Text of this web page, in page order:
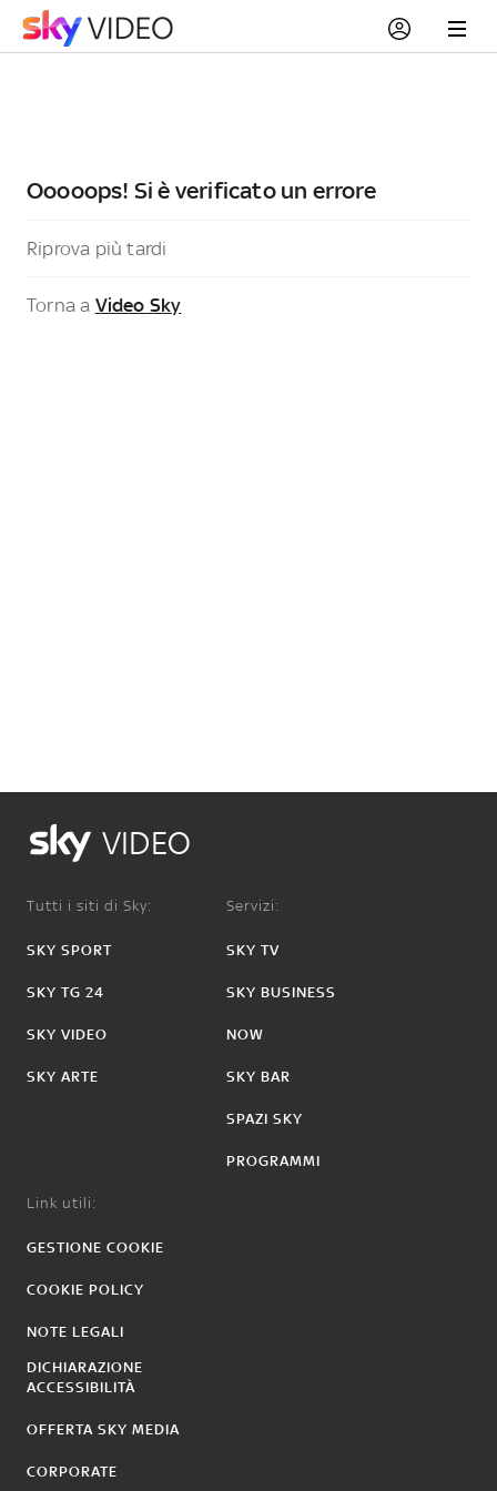
Ooooops! Si è verificato un errore
Riprova più tardi
Torna a Video Sky
VIDEO
Tutti i siti di Sky:
SKY SPORT
SKY TG 24
SKY VIDEO
SKY ARTE
Servizi:
SKY TV
SKY BUSINESS
NOW
SKY BAR
SPAZI SKY
PROGRAMMI
Link utili:
GESTIONE COOKIE
COOKIE POLICY
NOTE LEGALI
DICHIARAZIONE
ACCESSIBILITÀ
OFFERTA SKY MEDIA
CORPORATE